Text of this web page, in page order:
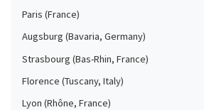
Paris (France)
Augsburg (Bavaria, Germany)
Strasbourg (Bas-Rhin, France)
Florence (Tuscany, Italy)
Lyon (Rhône, France)